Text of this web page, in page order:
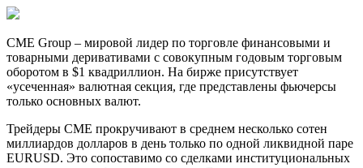
CME Group – мировой лидер по торговле финансовыми и
товарными деривативами с совокупным годовым торговым
оборотом в $1 квадриллион. На бирже присутствует
«усеченная» валютная секция, где представлены фьючерсы
только основных валют.
Трейдеры CME прокручивают в среднем несколько сотен
миллиардов долларов в день только по одной ликвидной паре
EURUSD. Это сопоставимо со сделками институциональных